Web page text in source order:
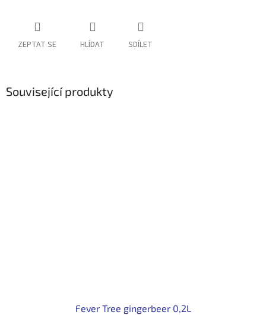
ZEPTAT SE HLÍDAT SDÍLET
Související produkty
Fever Tree gingerbeer 0,2L